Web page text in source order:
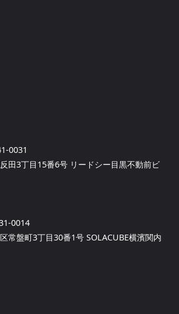
0031
田3丁目15番6号 リードシー目黒不動前ビ
0014
常盤町3丁目30番1号 SOLACUBE横濱関内